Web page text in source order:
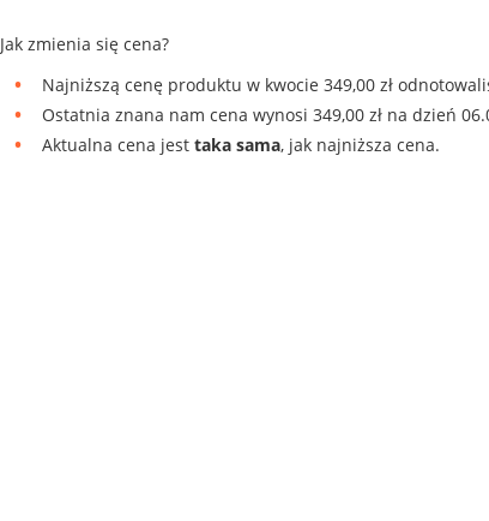
Jak zmienia się cena?
Najniższą cenę produktu w kwocie 349,00 zł
Ostatnia znana nam cena wynosi 349,00 zł na dzień
Aktualna cena jesttaka sama, jak najniższa cena.